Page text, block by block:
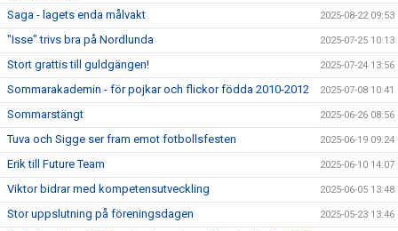
Saga - lagets enda målvakt 2025-08-22 09:53
"Isse" trivs bra på Nordlunda 2025-07-25 10:13
Stort grattis till guldgängen! 2025-07-24 13:56
Sommarakademin - för pojkar och flickor födda 2010-2012 2025-07-08 10:41
Sommarstängt 2025-06-26 08:56
Tuva och Sigge ser fram emot fotbollsfesten 2025-06-19 09:24
Erik till Future Team 2025-06-10 14:07
Viktor bidrar med kompetensutveckling 2025-06-05 13:48
Stor uppslutning på föreningsdagen 2025-05-23 13:46